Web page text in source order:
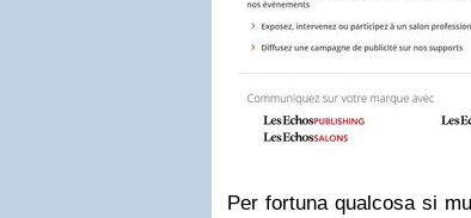
Per for­tuna qual­cosa si